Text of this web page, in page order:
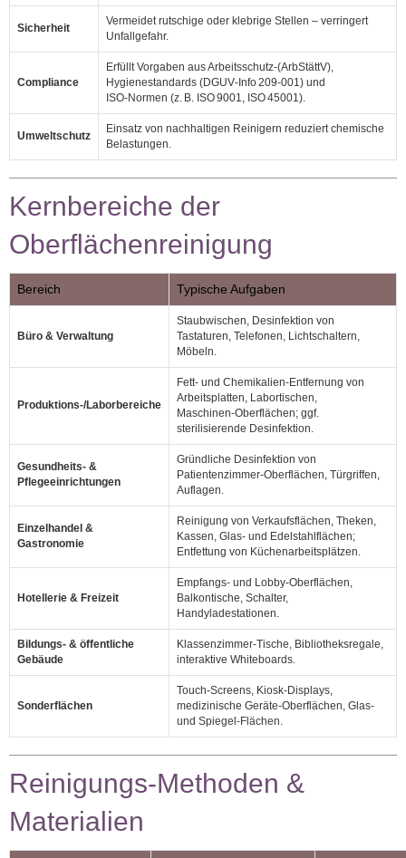
Sicherheit
Vermeidet rutschige oder klebrige Stellen – verringert
Unfallgefahr.
Compliance
Erfüllt Vorgaben aus Arbeitsschutz‑(ArbStättV),
Hygienestandards (DGUV‑Info 209‑001) und
ISO‑Normen (z. B. ISO 9001, ISO 45001).
Umweltschutz
Einsatz von nachhaltigen Reinigern reduziert chemische
Belastungen.
Kernbereiche der
Oberflächenreinigung
Bereich Typische Aufgaben
Büro & Verwaltung
Staubwischen, Desinfektion von
Tastaturen, Telefonen, Lichtschaltern,
Möbeln.
Produktions‑/Laborbereiche
Fett- und Chemikalien‑Entfernung von
Arbeitsplatten, Labortischen,
Maschinen‑Oberflächen; ggf.
sterilisierende Desinfektion.
Gesundheits‑ &
Pflegeeinrichtungen
Gründliche Desinfektion von
Patientenzimmer‑Oberflächen, Türgriffen,
Auflagen.
Einzelhandel &
Gastronomie
Reinigung von Verkaufsflächen, Theken,
Kassen, Glas‑ und Edelstahlflächen;
Entfettung von Küchenarbeitsplätzen.
Hotellerie & Freizeit
Empfangs‑ und Lobby‑Oberflächen,
Balkontische, Schalter,
Handyladestationen.
Bildungs‑ & öffentliche
Gebäude
Klassenzimmer‑Tische, Bibliotheksregale,
interaktive Whiteboards.
Sonderflächen
Touch‑Screens, Kiosk‑Displays,
medizinische Geräte‑Oberflächen, Glas‑
und Spiegel‑Flächen.
Reinigungs‑Methoden &
Materialien